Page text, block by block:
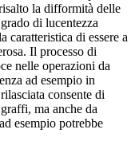
la difformità delle
di lucentezza
caratteristica di essere a
Il processo di
nelle operazioni da
ad esempio in
consente di
ma anche da
esempio potrebbe